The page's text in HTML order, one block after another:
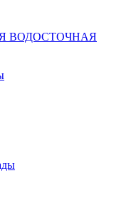
ВОДОСТОЧНАЯ